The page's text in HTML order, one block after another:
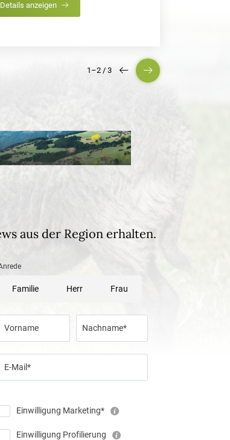
Details anzeigen
1–2 / 3
aus der Region erhalten.
Familie Herr Frau
Vorname Nachname*
E-Mail*
Einwilligung Marketing*
Einwilligung Profilierung